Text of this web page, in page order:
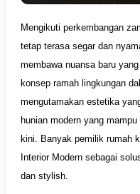
Mengikuti perkembangan
tetap terasa segar dan
membawa nuansa baru
konsep ramah lingkungan
mengutamakan estetika
hunian modern yang
kini. Banyak pemilik rumah
Interior Modern sebagai
dan stylish.